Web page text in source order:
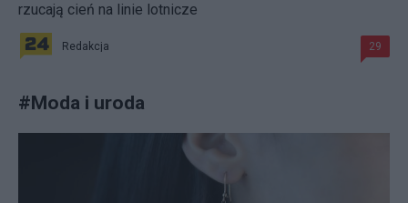
rzucają cień na linie lotnicze
Redakcja 29
#Moda i uroda